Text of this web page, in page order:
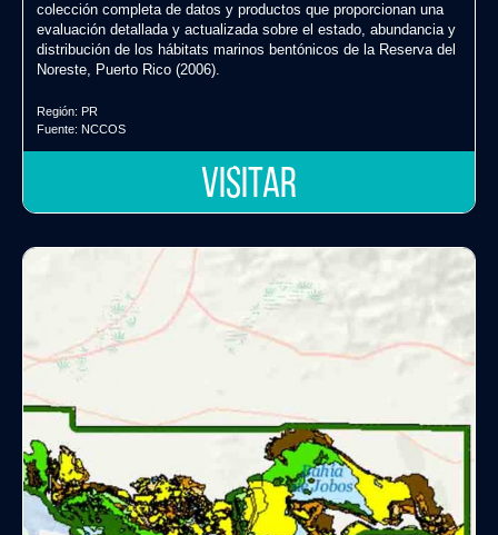
colección completa de datos y productos que proporcionan una
evaluación detallada y actualizada sobre el estado, abundancia y
distribución de los hábitats marinos bentónicos de la Reserva del
Noreste, Puerto Rico (2006).
Región: PR
Fuente: NCCOS
VISITAR